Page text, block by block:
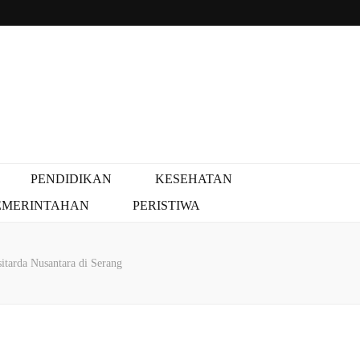
PENDIDIKAN
KESEHATAN
PERISTIWA
Nusantara di Serang